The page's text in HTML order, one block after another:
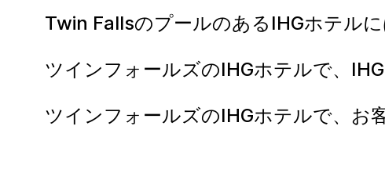
Twin FallsのプールのあるIHGホテル
ツインフォールズのIHGホテルで、
ツインフォールズのIHGホテルで、お